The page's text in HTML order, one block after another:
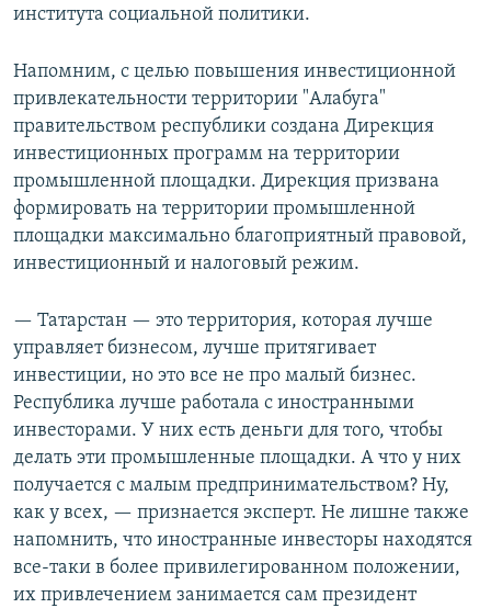
института социальной политики.
Напомним, с целью повышения инвестиционной
привлекательности территории "Алабуга"
правительством республики создана Дирекция
инвестиционных программ на территории
промышленной площадки. Дирекция призвана
формировать на территории промышленной
площадки максимально благоприятный правовой,
инвестиционный и налоговый режим.
— Татарстан — это территория, которая лучше
управляет бизнесом, лучше притягивает
инвестиции, но это все не про малый бизнес.
Республика лучше работала с иностранными
инвесторами. У них есть деньги для того, чтобы
делать эти промышленные площадки. А что у них
получается с малым предпринимательством? Ну,
как у всех, — признается эксперт. Не лишне также
напомнить, что иностранные инвесторы находятся
все-таки в более привилегированном положении,
их привлечением занимается сам президент